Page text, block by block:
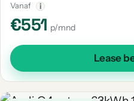
Vanaf i
€551 p/mnd
Lease